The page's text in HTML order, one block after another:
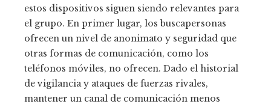
estos dispositivos siguen siendo relevantes para
el grupo. En primer lugar, los buscapersonas
ofrecen un nivel de anonimato y seguridad que
otras formas de comunicación, como los
teléfonos móviles, no ofrecen. Dado el historial
de vigilancia y ataques de fuerzas rivales,
mantener un canal de comunicación menos